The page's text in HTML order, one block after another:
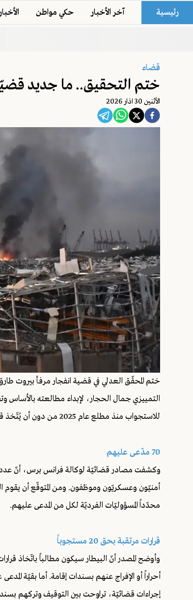
رئيسية آخر الأخبار حكي مواطن الأخبار
قضاء
ختم التحقيق.. ما جديد
اﻷثنين 30 اذار 2026
ختم المحقّق العدلي في قضية انفجار مرفأ بيروت طارق
التمييزي جمال الحجار، لإبداء مطالعته بالأساس
للاستجواب منذ مطلع عام 2025 من دون أن يُتّخذ قرار بحقّهم حتى الآن.
70 مدّعى عليهم
أمنيّون وعسكريّون وموظفون. ومن المتوقّع أن يقوم
محدّداً المسؤوليّات الفرديّة لكل من المدعى عليهم.
قرارات مرتقبة بحق 20 مستجوباً
إجراءات قضائيّة، تراوحت بين التوقيف وتركهم